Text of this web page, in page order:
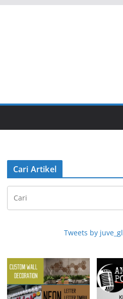
Cari Artikel
Tweets by juve_gl